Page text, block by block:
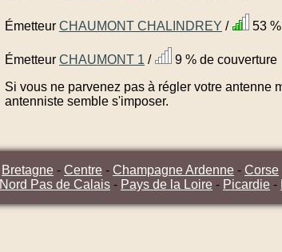
Émetteur CHAUMONT CHALINDREY / 53
Émetteur CHAUMONT 1 /
9 % de couverture
Si vous ne parvenez pas à régler votre antenne
antenniste semble s'imposer.
Bretagne - Centre - Champagne Ardenne - Corse
Nord Pas de Calais - Pays de la Loire - Picardie -